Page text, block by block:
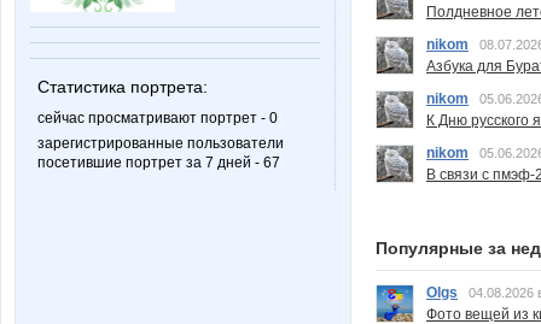
Статистика портрета:
сейчас просматривают портрет - 0
зарегистрированные пользователи
посетившие портрет за 7 дней - 67
Полдневное
nikom
Азбука для
nikom
К Дню русского
nikom
В связи с пмэф-
Популярные за
Olgs 04.08.2026
Фото вещей из